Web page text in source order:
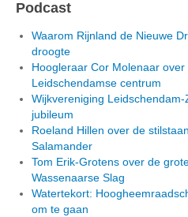
Podcast
Waarom Rijnland de Nieuwe
droogte
Hoogleraar Cor Molenaar
Leidschendamse centrum
Wijkvereniging
jubileum
Roeland Hillen over de
Salamander
Tom Erik-Grotens over de
Wassenaarse Slag
Watertekort:
om te gaan